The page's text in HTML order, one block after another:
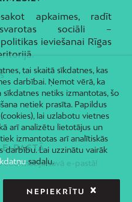
apkaimes, radīt
sociāli –
ieviešanai Rīgas
PASTĀ
informāciju savā e-pastā!
tai skaitā sīkdatnes, kas
darbībai. Ņemot vērā, ka
netiks izmantotas, šo
netiek prasīta. Papildus
lai uzlabotu vietnes
arī analizētu lietotājus un
izmantotas arī analītiskās
darbību. Lai uzzinātu vairāk
sadaļu.
NEPIEKRĪTU